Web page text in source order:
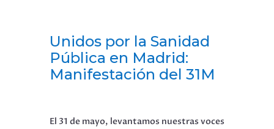
Unidos por la Sanidad
Pública en Madrid:
Manifestación del 31M
El 31 de mayo, levantamos nuestras voces